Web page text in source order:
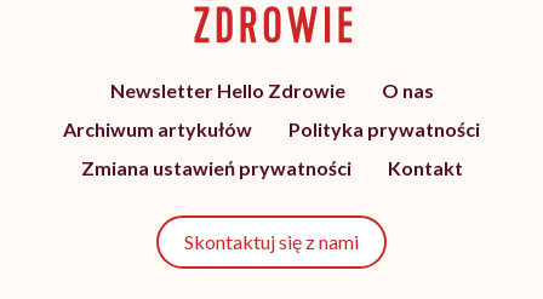
Newsletter Hello Zdrowie
O nas
Archiwum artykułów
Polityka prywatności
Zmiana ustawień prywatności
Kontakt
Skontaktuj się z nami